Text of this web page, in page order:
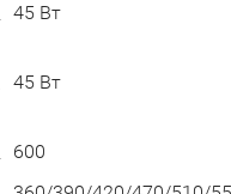
45 Вт
45 Вт
600